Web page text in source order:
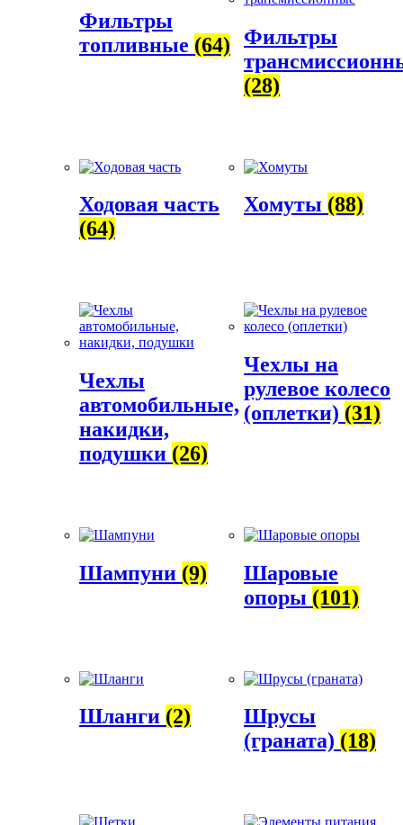
Фильтры
топливные (64)
Фильтры
(28)
Ходовая часть
(64)
Хомуты (88)
Чехлы
автомобильные,
накидки,
подушки (26)
Чехлы на
рулевое колесо
(оплетки) (31)
Шампуни (9)
Шаровые
опоры (101)
Шланги (2)
Шрусы
(граната) (18)